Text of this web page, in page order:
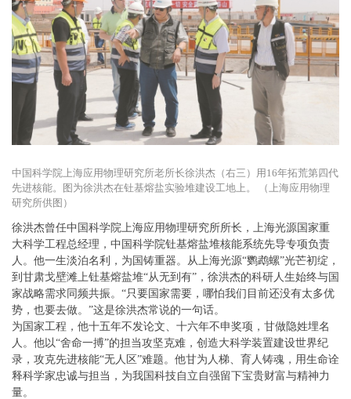
中国科学院上海应用物理研究所老所长徐洪杰（右三）用16年拓荒第四代
先进核能。图为徐洪杰在钍基熔盐实验堆建设工地上。 （上海应用物理
研究所供图）
徐洪杰曾任中国科学院上海应用物理研究所所长，上海光源国家重
大科学工程总经理，中国科学院钍基熔盐堆核能系统先导专项负责
人。他一生淡泊名利，为国铸重器。从上海光源“鹦鹉螺”光芒初绽，
到甘肃戈壁滩上钍基熔盐堆“从无到有”，徐洪杰的科研人生始终与国
家战略需求同频共振。“只要国家需要，哪怕我们目前还没有太多优
势，也要去做。”这是徐洪杰常说的一句话。
为国家工程，他十五年不发论文、十六年不申奖项，甘做隐姓埋名
人。他以“舍命一搏”的担当攻坚克难，创造大科学装置建设世界纪
录，攻克先进核能“无人区”难题。他甘为人梯、育人铸魂，用生命诠
释科学家忠诚与担当，为我国科技自立自强留下宝贵财富与精神力
量。